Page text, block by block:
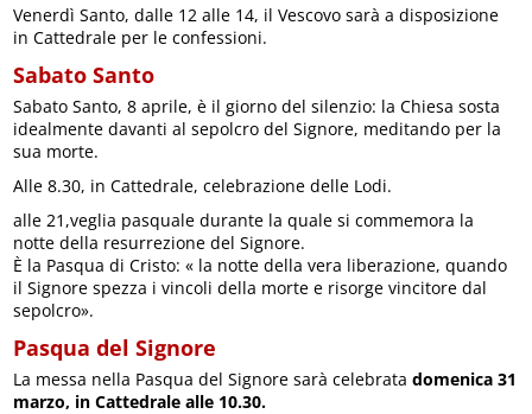
Venerdì Santo, dalle 12 alle 14, il Vescovo sarà a disposizione
in Cattedrale per le confessioni.
Sabato Santo
Sabato Santo, 8 aprile, è il giorno del silenzio: la Chiesa sosta
idealmente davanti al sepolcro del Signore, meditando per la
sua morte.
Alle 8.30, in Cattedrale, celebrazione delle Lodi.
alle 21,veglia pasquale durante la quale si commemora la
notte della resurrezione del Signore.
È la Pasqua di Cristo: « la notte della vera liberazione, quando
il Signore spezza i vincoli della morte e risorge vincitore dal
sepolcro».
Pasqua del Signore
La messa nella Pasqua del Signore sarà celebratadomenica 31
marzo, in Cattedrale alle 10.30.